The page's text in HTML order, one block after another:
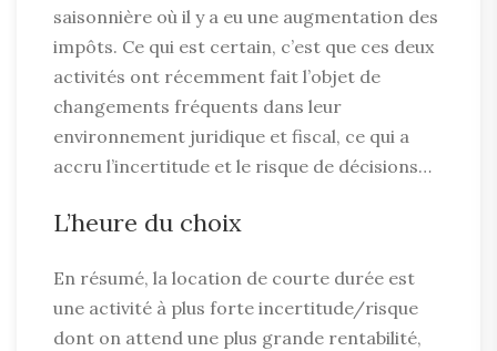
saisonnière où il y a eu une augmentation des
impôts. Ce qui est certain, c’est que ces deux
activités ont récemment fait l’objet de
changements fréquents dans leur
environnement juridique et fiscal, ce qui a
accru l’incertitude et le risque de décisions…
L’heure du choix
En résumé, la location de courte durée est
une activité à plus forte incertitude/risque
dont on attend une plus grande rentabilité,